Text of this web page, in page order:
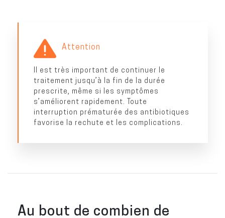
Attention
Il est très important de continuer le
traitement jusqu’à la fin de la durée
prescrite, même si les symptômes
s’améliorent rapidement. Toute
interruption prématurée des antibiotiques
favorise la rechute et les complications.
Au bout de combien de